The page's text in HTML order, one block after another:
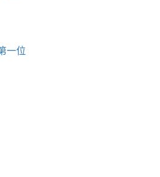
一位